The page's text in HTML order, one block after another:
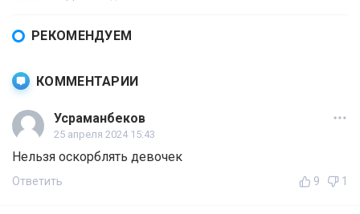
РЕКОМЕНДУЕМ
КОММЕНТАРИИ
Усраманбеков
25 апреля 2024 15:43
Нельзя оскорблять девочек
Ответить 9 1